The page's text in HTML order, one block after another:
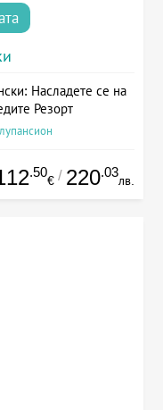
Насладете се на
Резорт
.50
€ / 220.03
лв.